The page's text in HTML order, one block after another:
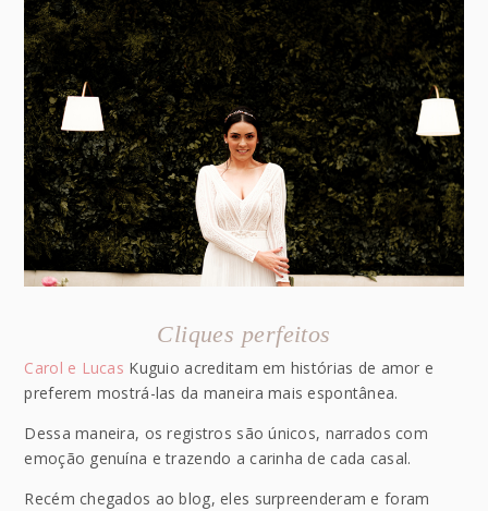
Cliques perfeitos
Carol e Lucas Kuguio acreditam em histórias de amor e
preferem mostrá-las da maneira mais espontânea.
Dessa maneira, os registros são únicos, narrados com
emoção genuína e trazendo a carinha de cada casal.
Recém chegados ao blog, eles surpreenderam e foram